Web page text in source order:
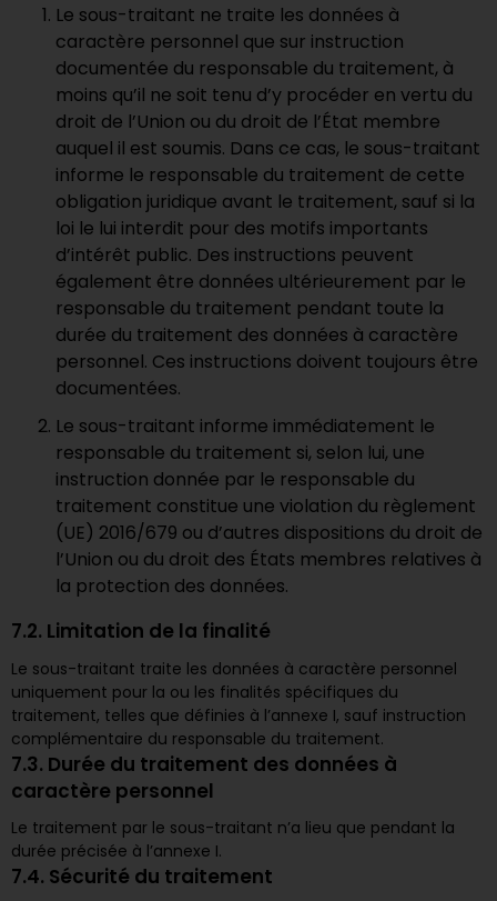
Le sous-traitant ne traite les données à
caractère personnel que sur instruction
documentée du responsable du traitement, à
moins qu’il ne soit tenu d’y procéder en vertu du
droit de l’Union ou du droit de l’État membre
auquel il est soumis. Dans ce cas, le sous-traitant
informe le responsable du traitement de cette
obligation juridique avant le traitement, sauf si la
loi le lui interdit pour des motifs importants
d’intérêt public. Des instructions peuvent
également être données ultérieurement par le
responsable du traitement pendant toute la
durée du traitement des données à caractère
personnel. Ces instructions doivent toujours être
documentées.
Le sous-traitant informe immédiatement le
responsable du traitement si, selon lui, une
instruction donnée par le responsable du
traitement constitue une violation du règlement
(UE) 2016/679 ou d’autres dispositions du droit de
l’Union ou du droit des États membres relatives à
la protection des données.
7.2. Limitation de la finalité
Le sous-traitant traite les données à caractère personnel
uniquement pour la ou les finalités spécifiques du
traitement, telles que définies à l’annexe I, sauf instruction
complémentaire du responsable du traitement.
7.3. Durée du traitement des données à
caractère personnel
Le traitement par le sous-traitant n’a lieu que pendant la
durée précisée à l’annexe I.
7.4. Sécurité du traitement